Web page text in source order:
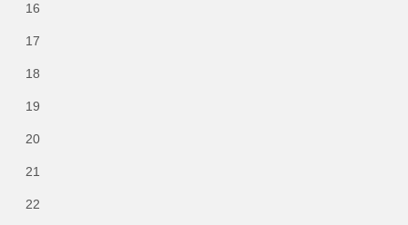
16
17
18
19
20
21
22